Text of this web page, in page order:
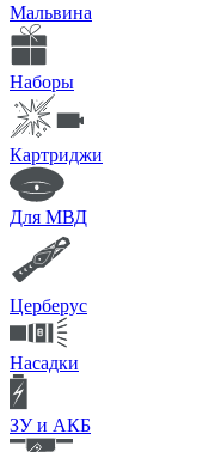
Мальвина
Наборы
Картриджи
Для МВД
Церберус
Насадки
ЗУ и АКБ